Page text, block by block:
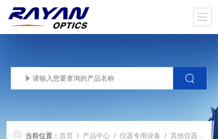
当前位置：首页 / 产品中心 /仪器专用设备 /其他仪器专用滤光片